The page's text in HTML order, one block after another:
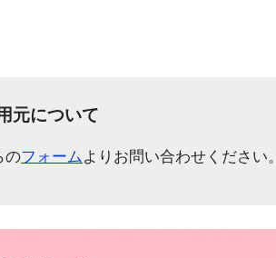
元について
のフォームよりお問い合わせください。